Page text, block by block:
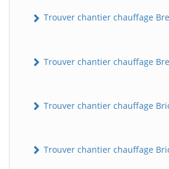
Trouver chantier chauffage
Trouver chantier chauffage
Trouver chantier chauffage
Trouver chantier chauffage